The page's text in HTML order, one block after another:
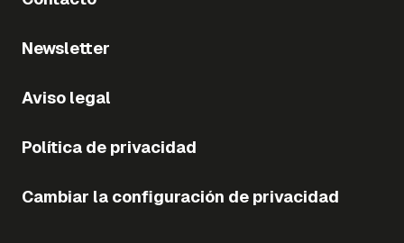
Newsletter
Aviso legal
Política de privacidad
Cambiar la configuración de privacidad